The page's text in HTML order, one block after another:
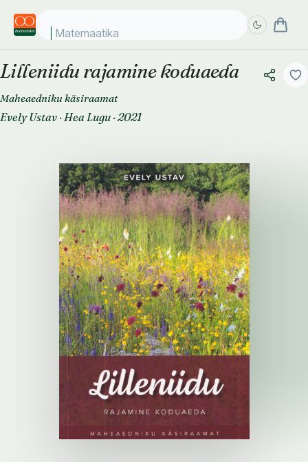
Matemaatika kos
Lilleniidu rajamine koduaeda
Maheaedniku käsiraamat
Evely Ustav ·Hea Lugu ·2021
Täpsem
Täpsem